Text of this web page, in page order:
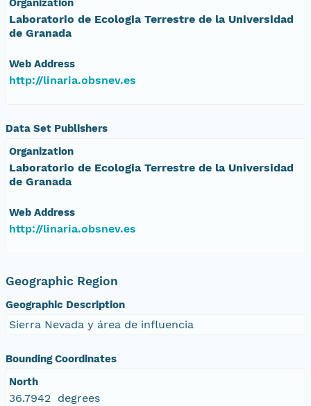
Laboratorio de Ecologia Terrestre de la Universidad
de Granada
Web Address
http://linaria.obsnev.es
Data Set Publishers
Organization
Laboratorio de Ecologia Terrestre de la Universidad
de Granada
Web Address
http://linaria.obsnev.es
Geographic Region
Geographic Description
Sierra Nevada y área de influencia
Bounding Coordinates
North
36.7942 degrees